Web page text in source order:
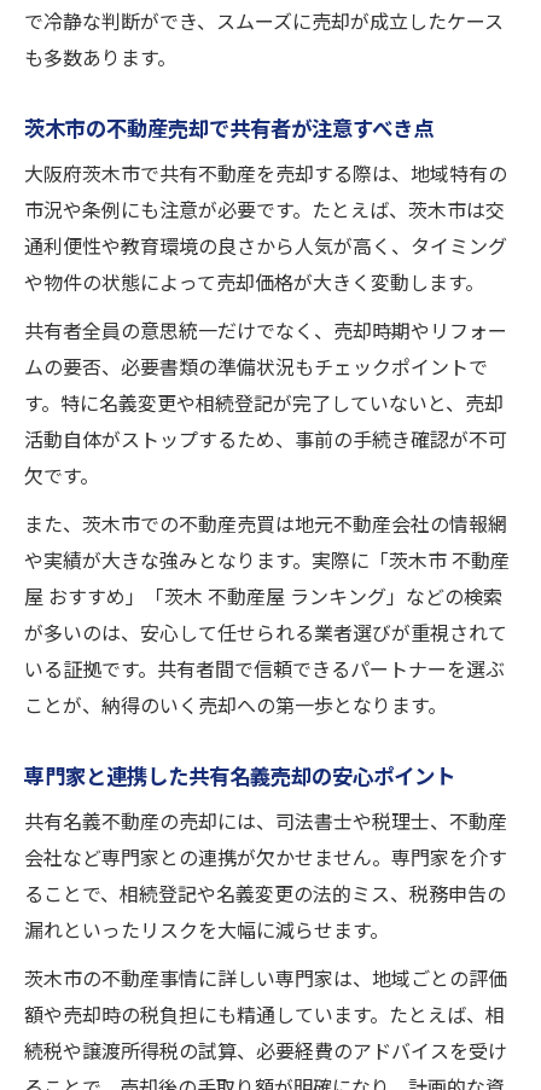
で冷静な判断ができ、スムーズに売却が成立したケース
も多数あります。
茨木市の不動産売却で共有者が注意すべき点
大阪府茨木市で共有不動産を売却する際は、地域特有の
市況や条例にも注意が必要です。たとえば、茨木市は交
通利便性や教育環境の良さから人気が高く、タイミング
や物件の状態によって売却価格が大きく変動します。
共有者全員の意思統一だけでなく、売却時期やリフォー
ムの要否、必要書類の準備状況もチェックポイントで
す。特に名義変更や相続登記が完了していないと、売却
活動自体がストップするため、事前の手続き確認が不可
欠です。
また、茨木市での不動産売買は地元不動産会社の情報網
や実績が大きな強みとなります。実際に「茨木市 不動産
屋 おすすめ」「茨木 不動産屋 ランキング」などの検索
が多いのは、安心して任せられる業者選びが重視されて
いる証拠です。共有者間で信頼できるパートナーを選ぶ
ことが、納得のいく売却への第一歩となります。
専門家と連携した共有名義売却の安心ポイント
共有名義不動産の売却には、司法書士や税理士、不動産
会社など専門家との連携が欠かせません。専門家を介す
ることで、相続登記や名義変更の法的ミス、税務申告の
漏れといったリスクを大幅に減らせます。
茨木市の不動産事情に詳しい専門家は、地域ごとの評価
額や売却時の税負担にも精通しています。たとえば、相
続税や譲渡所得税の試算、必要経費のアドバイスを受け